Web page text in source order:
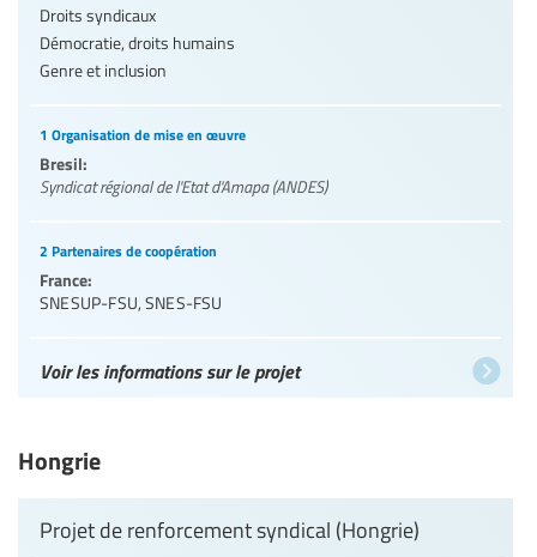
Droits syndicaux
Démocratie, droits humains
Genre et inclusion
1 Organisation de mise en œuvre
Bresil:
Syndicat régional de l'Etat d'Amapa (ANDES)
2 Partenaires de coopération
France:
SNESUP-FSU, SNES-FSU
Voir les informations sur le projet
Hongrie
Projet de renforcement syndical (Hongrie)